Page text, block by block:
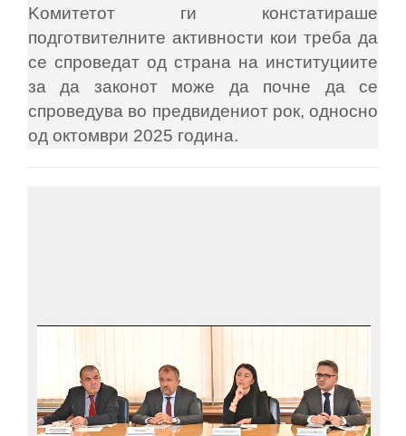
Kомитетот ги констатираше
подготвителните активности кои треба да
се спроведат од страна на институциите
за да законот може да почне да се
спроведува во предвидениот рок, односно
од октомври 2025 година.